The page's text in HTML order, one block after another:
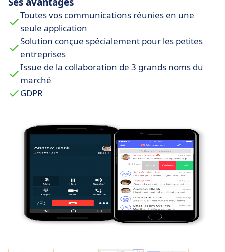
Misez surla qualité
avec une communication nette, claire et sans
coupure. Avec Spoka il n’est plus nécessaire
d’être une grande entreprise pour en avoir
l’allure.
Aucun versement initial,
aucun engagement
sur le long terme. Solution modulaire et flexible,
Opérationnel en quelques clics. Créez votre
compte, choisissez votre numéro et démarrez
immédiatement. Ne perdez plus de temps.
grands acteurs du marché
partenariat avec Arkadin, le groupe NTT et
Cisco, trois grands noms des télécoms, de l’IT et
des réseaux, vous apporte sécurité, fiabilité et
efficacité.
Toutes vos communications réunies en une
seule application
Solution conçue spécialement pour les petites
entreprises
Issue de la collaboration de 3 grands noms du
marché
GDPR